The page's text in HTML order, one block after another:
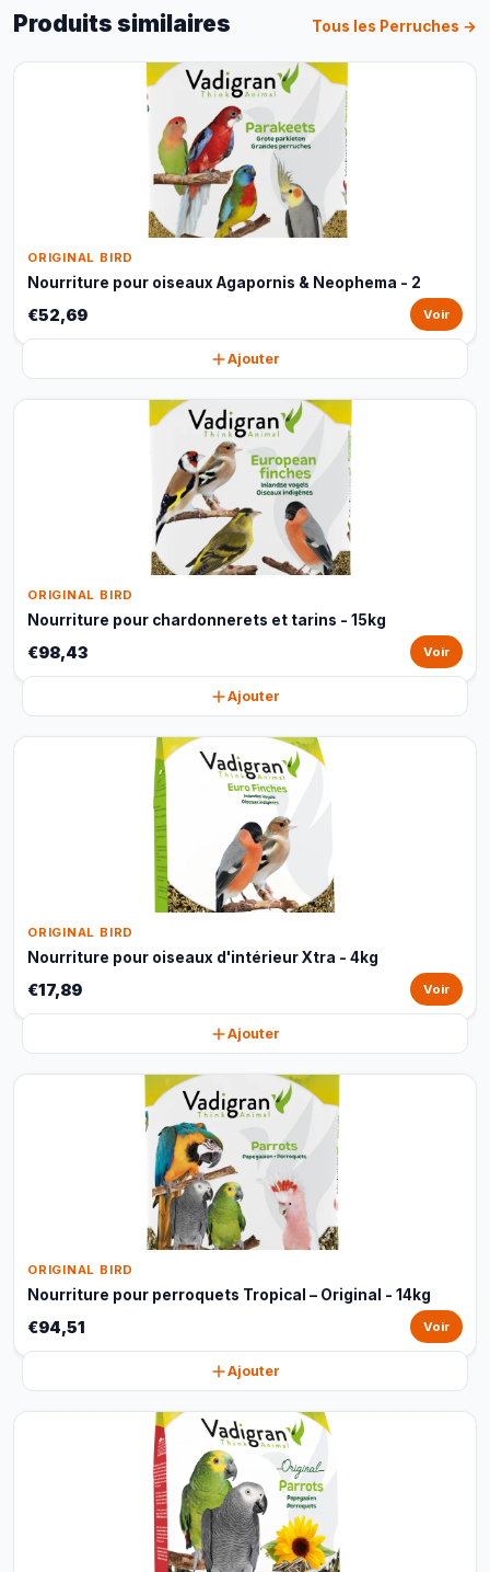
Produits similaires Tous les Perruches →
ORIGINAL BIRD
Nourriture pour oiseaux Agapornis & Neophema - 2
€52,69 Voir
Ajouter
ORIGINAL BIRD
Nourriture pour chardonnerets et tarins - 15kg
€98,43 Voir
Ajouter
ORIGINAL BIRD
Nourriture pour oiseaux d'intérieur Xtra - 4kg
€17,89 Voir
Ajouter
ORIGINAL BIRD
Nourriture pour perroquets Tropical – Original - 14kg
€94,51 Voir
Ajouter